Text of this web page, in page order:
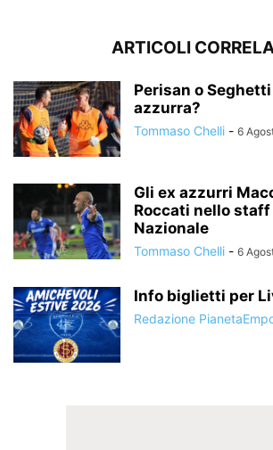
ARTICOLI
Perisan o
azzurra?
Tommaso Chelli - 6
Gli ex azzurri
Roccati nello staff
Nazionale
Tommaso Chelli - 6
Info biglietti per
Redazione